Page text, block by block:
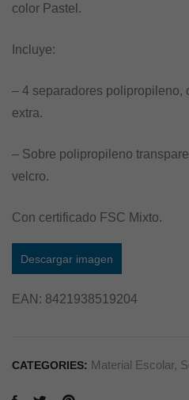
color Pastel.
Incluye:
– 4 separadores polipropileno,
extra.
– Sobre polipropileno
velcro.
Con certificado FSC Mixto.
Descargar imagen
EAN: 8421938519204
CATEGORIES: Material Escolar,